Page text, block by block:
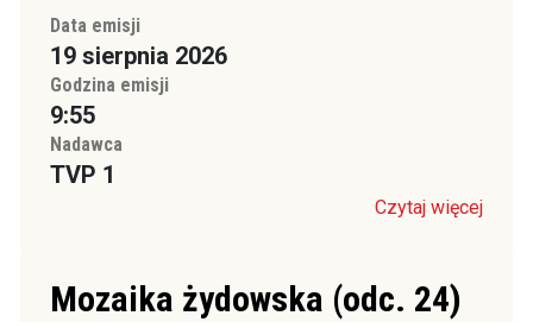
Data emisji
19 sierpnia 2026
Godzina emisji
9:55
Nadawca
TVP 1
Czytaj więcej
Mozaika żydowska (odc. 24)